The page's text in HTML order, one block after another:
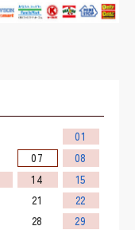
01
07
08
14
15
21
22
28
29